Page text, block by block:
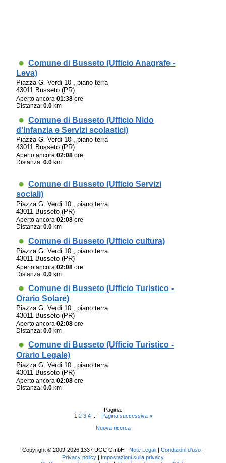
Comune di Busseto (Ufficio Anagrafe -
Leva)
Piazza G. Verdi 10 , piano terra
43011 Busseto (PR)
Aperto ancora01:38 ore
Distanza:0.0 km
Comune di Busseto (Ufficio Nido
d'Infanzia e Servizi scolastici)
Piazza G. Verdi 10 , piano terra
43011 Busseto (PR)
Aperto ancora02:08 ore
Distanza:0.0 km
Comune di Busseto (Ufficio Servizi
sociali)
Piazza G. Verdi 10 , piano terra
43011 Busseto (PR)
Aperto ancora02:08 ore
Distanza:0.0 km
Comune di Busseto (Ufficio cultura)
Piazza G. Verdi 10 , piano terra
43011 Busseto (PR)
Aperto ancora02:08 ore
Distanza:0.0 km
Comune di Busseto (Ufficio Turistico -
Orario Solare)
Piazza G. Verdi 10 , piano terra
43011 Busseto (PR)
Aperto ancora02:08 ore
Distanza:0.0 km
Comune di Busseto (Ufficio Turistico -
Orario Legale)
Piazza G. Verdi 10 , piano terra
43011 Busseto (PR)
Aperto ancora02:08 ore
Distanza:0.0 km
Pagina:
1 2 3 4 ... | Pagina successiva »
Nuova ricerca
Copyright © 2009-2026 1337 UGC GmbH | Note Legali| Condizioni d'uso|
Privacy policy| Impostazioni sulla privacy